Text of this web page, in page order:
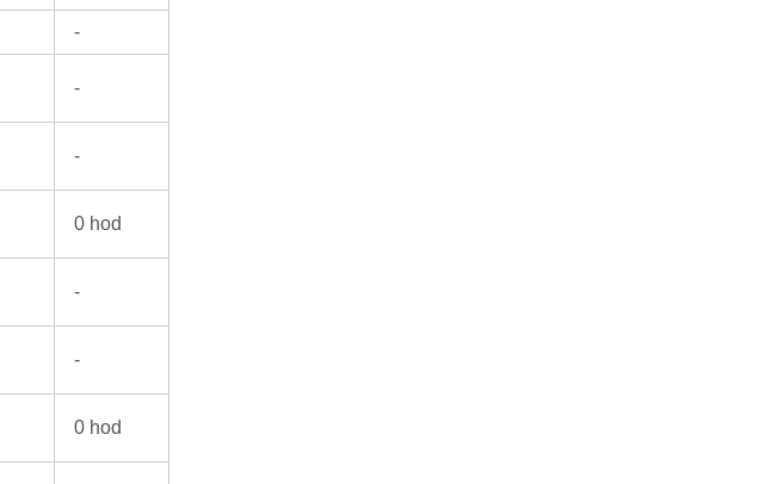
-
-
-
0 hod
-
-
0 hod